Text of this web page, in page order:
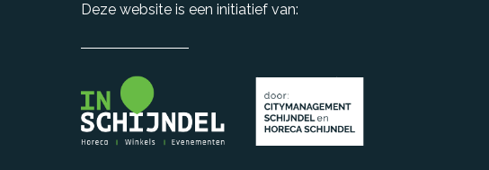
Deze website is een initiatief van: